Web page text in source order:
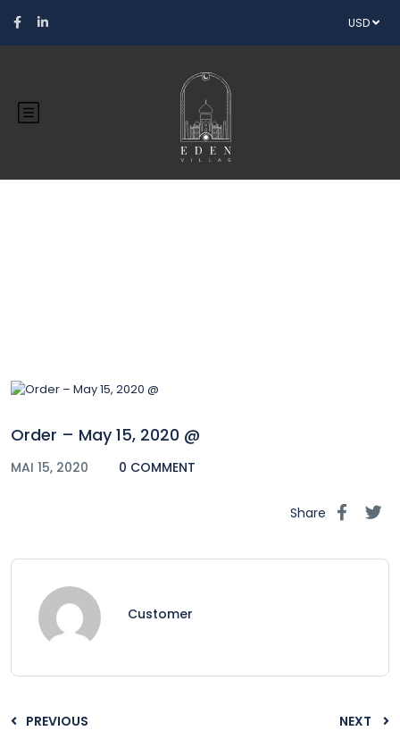
USD
Order – May 15, 2020 @
MAI 15, 2020 0 COMMENT
Share
Customer
PREVIOUS NEXT